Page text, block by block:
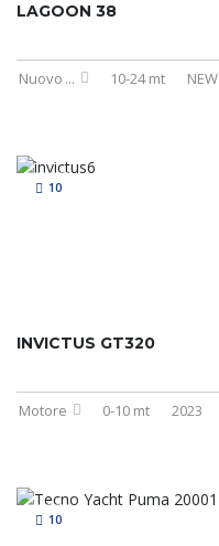
LAGOON 38
Nuovo ... 10-24 mt NEW
10
INVICTUS GT320
Motore 0-10 mt 2023
10